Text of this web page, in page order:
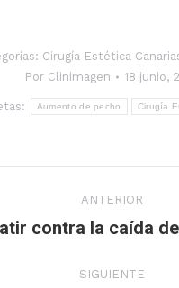
Cirugía Estética
Por Clinimagen 18 junio,
Aumento de pecho Cirugía
ANTERIOR
contra la caída
SIGUIENTE